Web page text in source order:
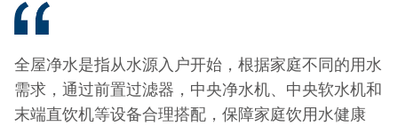
全屋净水是指从水源入户开始，根据家庭不同的用水
需求，通过前置过滤器，中央净水机、中央软水机和
末端直饮机等设备合理搭配，保障家庭饮用水健康